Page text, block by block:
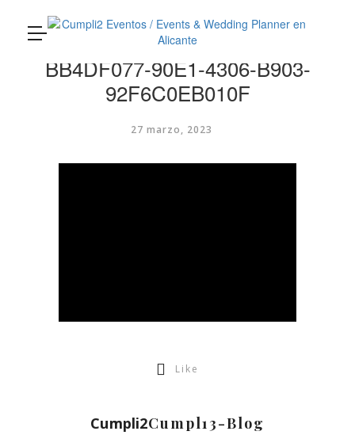
loading...
BB4DF077-90E1-4306-B903-
92F6C0EB010F
27 marzo, 2023
Like
Cumpli2Cumpl13-Blog